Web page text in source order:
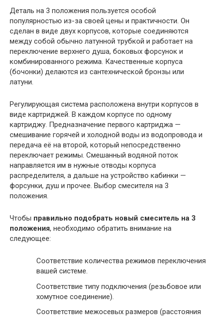
Деталь на 3 положения пользуется особой
популярностью из-за своей цены и практичности. Он
сделан в виде двух корпусов, которые соединяются
между собой обычно латунной трубкой и работает на
переключение верхнего душа, боковых форсунок и
комбинированного режима. Качественные корпуса
(бочонки) делаются из сантехнической бронзы или
латуни.
Регулирующая система расположена внутри корпусов в
виде картриджей. В каждом корпусе по одному
картриджу. Предназначение первого картриджа —
смешивание горячей и холодной воды из водопровода и
передача её на второй, который непосредственно
переключает режимы. Смешанный водяной поток
направляется им в нужные отводы корпуса
распределителя, а дальше на устройство кабинки —
форсунки, душ и прочее. Выбор смесителя на 3
положения.
Чтобы правильно подобрать новый смеситель на 3
положения, необходимо обратить внимание на
следующее:
Соответствие количества режимов переключения
вашей системе.
Соответствие типу подключения (резьбовое или
хомутное соединение).
Соответствие межосевых размеров (расстояния